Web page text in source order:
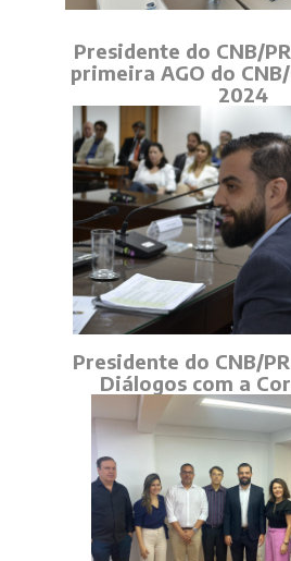
Presidente do CNB/
primeira AGO do
2024
Presidente do CNB/
Diálogos com a